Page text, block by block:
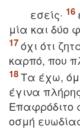
εσείς·
μία και δύο
όχι ότι
καρπό, που
Tα έχω,
έγινα
οσμή